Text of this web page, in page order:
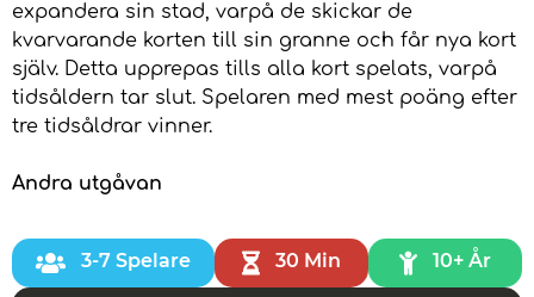
expandera sin stad, varpå de skickar de
kvarvarande korten till sin granne och får nya kort
själv. Detta upprepas tills alla kort spelats, varpå
tidsåldern tar slut. Spelaren med mest poäng efter
tre tidsåldrar vinner.
Andra utgåvan
3-7 Spelare 30 Min 10+ År